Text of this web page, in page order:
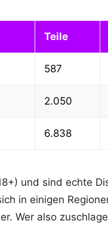
Teile
587
2.050
6.838
und sind echte
in einigen
Wer also